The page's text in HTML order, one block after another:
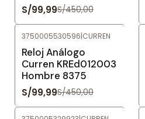
S/99,99S/450,00
3750005530596|CURREN
Reloj Análogo
Curren KREd012003
Hombre 8375
S/99,99S/450,00